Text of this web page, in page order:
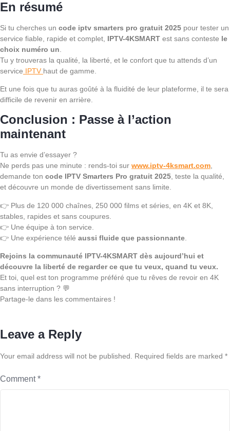
En résumé
Si tu cherches un code iptv smarters pro gratuit 2025 pour tester un
service fiable, rapide et complet, IPTV-4KSMART est sans conteste le
choix numéro un
Tu y trouveras la qualité, la liberté, et le confort que tu attends d’un
service IPTV haut de gamme.
Et une fois que tu auras goûté à la fluidité de leur plateforme, il te sera
difficile de revenir en arrière.
Conclusion : Passe à l’action
maintenant
Tu as envie d’essayer ?
Ne perds pas une minute : rends-toi sur www.iptv-4ksmart.com,
demande ton code IPTV Smarters Pro gratuit 2025, teste la qualité,
et découvre un monde de divertissement sans limite.
👉 Plus de 120 000 chaînes, 250 000 films et séries, en 4K et 8K,
stables, rapides et sans coupures.
👉 Une équipe à ton service.
👉 Une expérience télé aussi fluide que passionnante
Rejoins la communauté IPTV-4KSMART dès aujourd’hui et
découvre la liberté de regarder ce que tu veux, quand tu veux.
Et toi, quel est ton programme préféré que tu rêves de revoir en 4K
sans interruption ? 💬
Partage-le dans les commentaires !
Leave a Reply
Your email address will not be published. Required fields are marked *
Comment*